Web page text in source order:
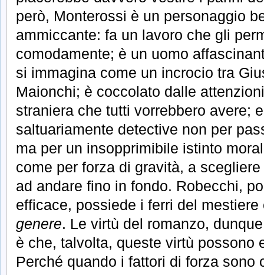
però, Monterossi è un personaggio
ammiccante: fa un lavoro che gli
comodamente; è un uomo
si immagina come un incrocio tra
Maionchi; è coccolato dalle
straniera che tutti vorrebbero avere;
saltuariamente detective non per
ma per un insopprimibile istinto
come per forza di gravità, a
ad andare fino in fondo. Robecchi,
efficace, possiede i ferri del
genere. Le virtù del romanzo,
è che, talvolta, queste virtù possono
Perché quando i fattori di forza sono